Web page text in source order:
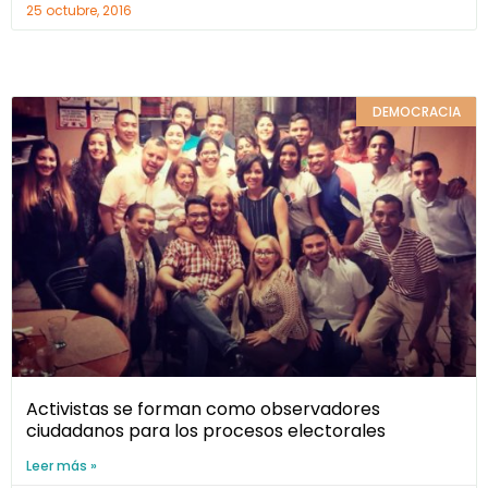
25 octubre, 2016
DEMOCRACIA
Activistas se forman como observadores
ciudadanos para los procesos electorales
Leer más »